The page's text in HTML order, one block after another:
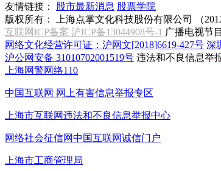
友情链接： 股市最新消息 股票学院
版权所有：
上海点掌文化科技股份有限公司 （
互联网ICP备案 沪ICP备13044908号-1 广播电视节
网络文化经营许可证：沪网文[2018]6619-427号 深
沪公网安备 31010702001519号 违法和不良信息举
上海网警网络110
中国互联网 网上有害信息举报专区
上海市互联网违法和不良信息举报中心
网络社会征信网中国互联网诚信门户
上海市工商管理局